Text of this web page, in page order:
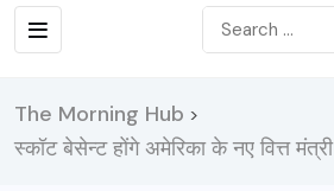
The Morning Hub >
स्कॉट बेसेन्ट होंगे अमेरिका के नए वित्त मंत्री